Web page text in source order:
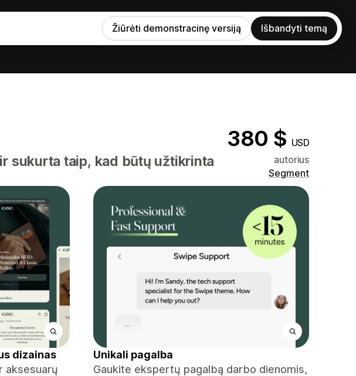
Žiūrėti demonstracinę versiją Išbandyti temą
380 $ USD
sukurta taip, kad būtų užtikrinta
autorius
Segment
dizainas
aksesuarų
Unikali pagalba
Gaukite ekspertų pagalbą darbo dienomis,